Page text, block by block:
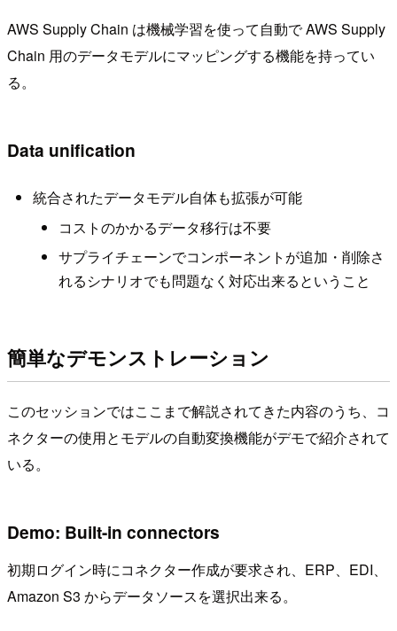
AWS Supply Chain は機械学習を使って自動で AWS Supply
Chain 用のデータモデルにマッピングする機能を持ってい
る。
Data unification
統合されたデータモデル自体も拡張が可能
コストのかかるデータ移行は不要
サプライチェーンでコンポーネントが追加・削除さ
れるシナリオでも問題なく対応出来るということ
簡単なデモンストレーション
このセッションではここまで解説されてきた内容のうち、コ
ネクターの使用とモデルの自動変換機能がデモで紹介されて
いる。
Demo: Built-in connectors
初期ログイン時にコネクター作成が要求され、ERP、EDI、
Amazon S3 からデータソースを選択出来る。